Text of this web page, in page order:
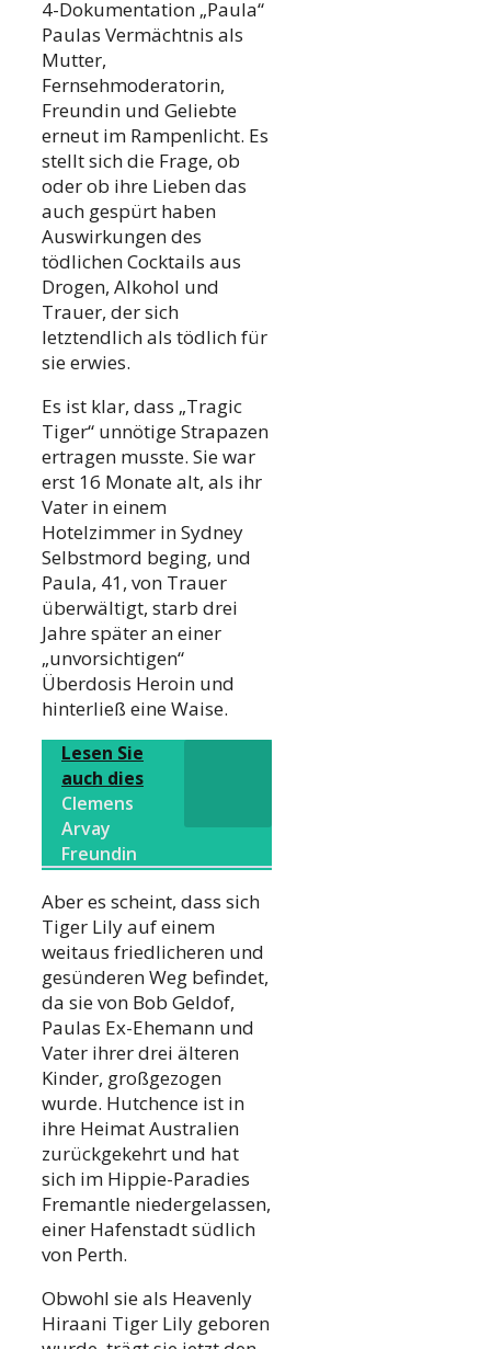
4-Dokumentation „Paula“
Paulas Vermächtnis als
Mutter,
Fernsehmoderatorin,
Freundin und Geliebte
erneut im Rampenlicht. Es
stellt sich die Frage, ob
oder ob ihre Lieben das
auch gespürt haben
Auswirkungen des
tödlichen Cocktails aus
Drogen, Alkohol und
Trauer, der sich
letztendlich als tödlich für
sie erwies.
Es ist klar, dass „Tragic
Tiger“ unnötige Strapazen
ertragen musste. Sie war
erst 16 Monate alt, als ihr
Vater in einem
Hotelzimmer in Sydney
Selbstmord beging, und
Paula, 41, von Trauer
überwältigt, starb drei
Jahre später an einer
„unvorsichtigen“
Überdosis Heroin und
hinterließ eine Waise.
Lesen Sie
auch dies
Clemens
Arvay
Freundin
Aber es scheint, dass sich
Tiger Lily auf einem
weitaus friedlicheren und
gesünderen Weg befindet,
da sie von Bob Geldof,
Paulas Ex-Ehemann und
Vater ihrer drei älteren
Kinder, großgezogen
wurde. Hutchence ist in
ihre Heimat Australien
zurückgekehrt und hat
sich im Hippie-Paradies
Fremantle niedergelassen,
einer Hafenstadt südlich
von Perth.
Obwohl sie als Heavenly
Hiraani Tiger Lily geboren